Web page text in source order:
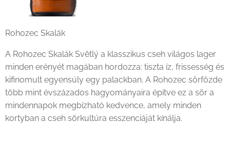
Rohozec Skalák
A Rohozec Skalák Světlý a klasszikus cseh világos lager
minden erényét magában hordozza: tiszta íz, frissesség és
kifinomult egyensúly egy palackban. A Rohozec sörfőzde
több mint évszázados hagyományaira építve ez a sör a
mindennapok megbízható kedvence, amely minden
kortyban a cseh sörkultúra esszenciáját kínálja.